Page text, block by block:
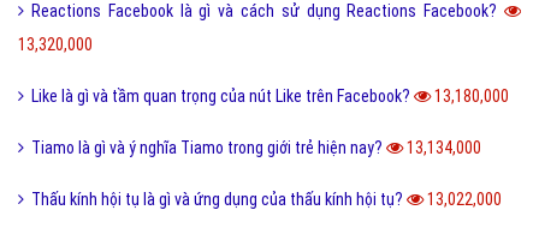
Reactions Facebook là gì và cách sử dụng Reactions Facebook?
13,320,000
Like là gì và tầm quan trọng của nút Like trên Facebook? 13,180,000
Tiamo là gì và ý nghĩa Tiamo trong giới trẻ hiện nay? 13,134,000
Thấu kính hội tụ là gì và ứng dụng của thấu kính hội tụ? 13,022,000